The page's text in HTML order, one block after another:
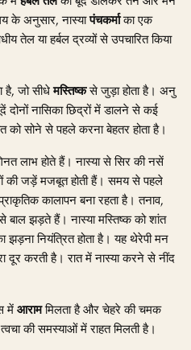
के अनुसार, नास्यापंचकर्माका एक
तेल या हर्बल द्रव्यों से उपचारित किया
है, जो सीधेमस्तिष्कसे जुड़ा होता है। अनु
नासिका छिद्रों में डालने से कई
को सोने से पहले करना बेहतर होता है।
लाभ होते हैं। नास्या से सिर की नसें
की जड़ें मजबूत होती हैं। समय से पहले
कालापन बना रहता है। तनाव,
झड़ते हैं। नास्या मस्तिष्क को शांत
नियंत्रित होता है। यह थेरेपी मन
दूर करती है। रात में नास्या करने से नींद
मेंआराममिलता है और चेहरे की चमक
की समस्याओं में राहत मिलती है।